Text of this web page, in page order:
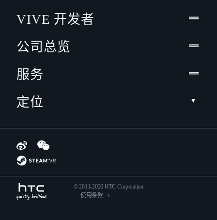
VIVE 开发者
公司总览
服务
定位
© 2011-2026 HTC Corporation
使用条款